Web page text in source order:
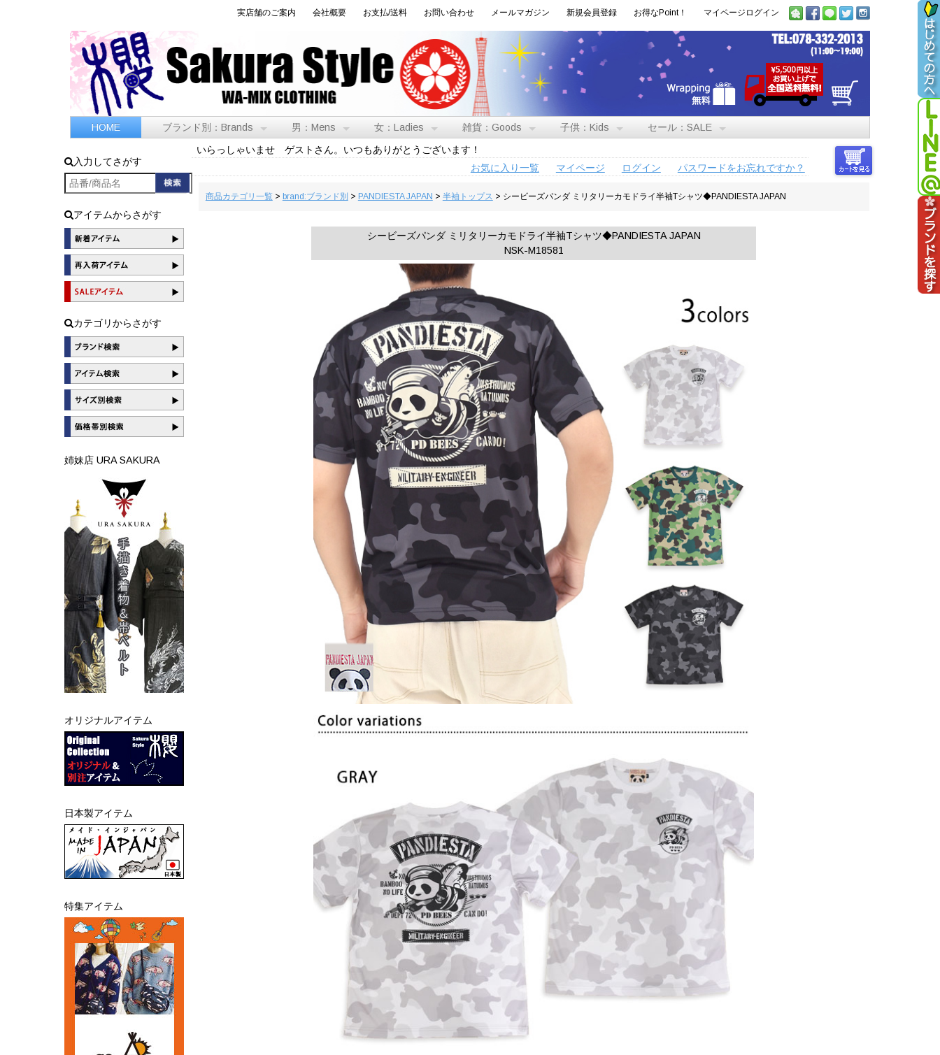
実店舗のご案内 会社概要 お支払/送料 お問い合わせ メールマガジン 新規会員登録 お得なPoint！ マイページログイン
HOME ブランド別：Brands 男：Mens 女：Ladies 雑貨：Goods 子供：Kids セール：SALE
入力してさがす
アイテムからさがす
カテゴリからさがす
姉妹店 URA SAKURA
オリジナルアイテム
日本製アイテム
特集アイテム
いらっしゃいませ ゲストさん。いつもありがとうございます！
お気に入り一覧
マイページ ログイン パスワードをお忘れですか？
商品カテゴリ一覧> brand:ブランド別 > PANDIESTA JAPAN > 半袖トップス > シービーズパンダ ミリタリーカモドライ半袖Tシャツ◆PANDIESTA JAPAN
シービーズパンダ ミリタリーカモドライ半袖Tシャツ◆PANDIESTA JAPAN
NSK-M18581